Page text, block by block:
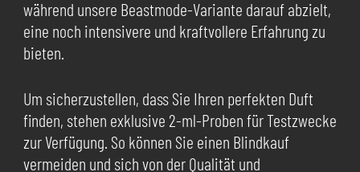
während unsere Beastmode-Variante darauf abzielt,
eine noch intensivere und kraftvollere Erfahrung zu
bieten.
Um sicherzustellen, dass Sie Ihren perfekten Duft
finden, stehen exklusive 2-ml-Proben für Testzwecke
zur Verfügung. So können Sie einen Blindkauf
vermeiden und sich von der Qualität und